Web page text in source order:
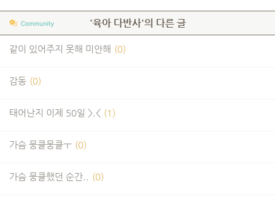
'육아 다반사'의 다른 글
같이 있어주지 못해 미안해 (0)
감동 (0)
태어난지 이제 50일 >.< (1)
가슴 뭉클뭉클ㅜ (0)
가슴 뭉클했던 순간.. (0)